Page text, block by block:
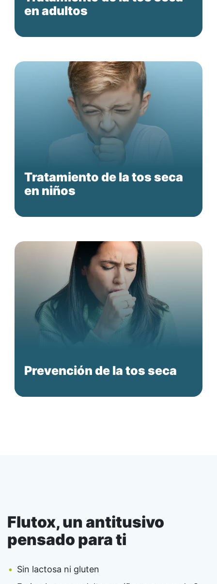
en adultos
Tratamiento de la tos seca
en niños
Prevención de la tos seca
Flutox, un antitusivo
pensado para ti
Sin lactosa ni gluten